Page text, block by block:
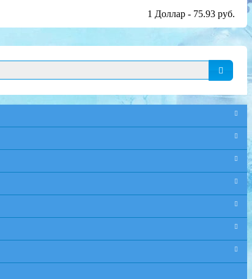
1 Доллар - 75.93 руб.